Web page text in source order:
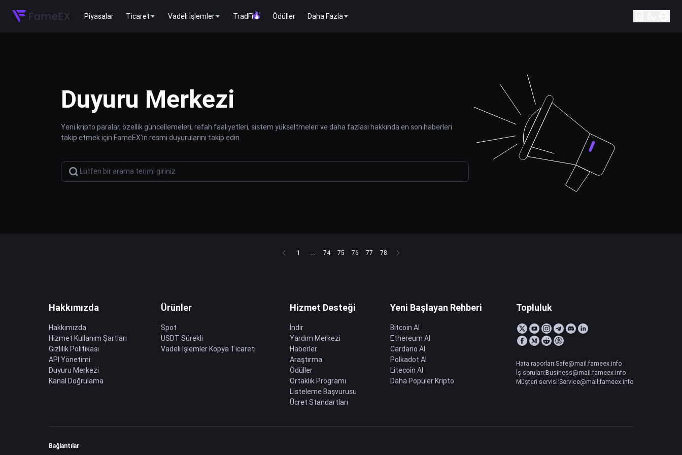
Piyasalar Ticaret Vadeli İşlemler TradFi Ödüller Daha Fazla
Duyuru Merkezi
Yeni kripto paralar, özellik güncellemeleri, refah faaliyetleri, sistem yükseltmeleri ve daha fazlası hakkında en son haberleri
takip etmek için FameEX'in resmi duyurularını takip edin.
1 ... 74 75 76 77 78
Hakkımızda
Hakkımızda
Hizmet Kullanım Şartları
Gizlilik Politikası
API Yönetimi
Duyuru Merkezi
Kanal Doğrulama
Ürünler
Spot
USDT Sürekli
Vadeli İşlemler Kopya Ticareti
Hizmet Desteği
İndir
Yardım Merkezi
Haberler
Araştırma
Ödüller
Ortaklık Programı
Listeleme Başvurusu
Ücret Standartları
Yeni Başlayan Rehberi
Bitcoin Al
Ethereum Al
Cardano Al
Polkadot Al
Litecoin Al
Daha Popüler Kripto
Topluluk
Hata raporları:Safe@mail.fameex.info
İş soruları:Business@mail.fameex.info
Müşteri servisi:Service@mail.fameex.info
Bağlantılar